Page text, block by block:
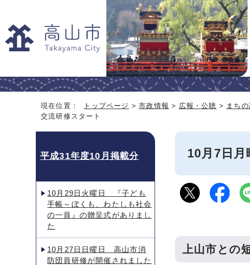
現在位置： トップページ >市政情報 > 広報・公聴 > まち
交流研修スタート
10月7日
上山市との
平成31年度10月掲載分
10月29日火曜日 『子ども
手帳～ぼくも、わたしも社会
の一員』の贈呈式がありまし
た
10月27日日曜日 高山市消
防団員研修が開催されました